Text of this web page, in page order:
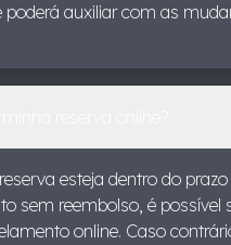
poderá auxiliar com as
esteja dentro do prazo
sem reembolso, é possível
online. Caso